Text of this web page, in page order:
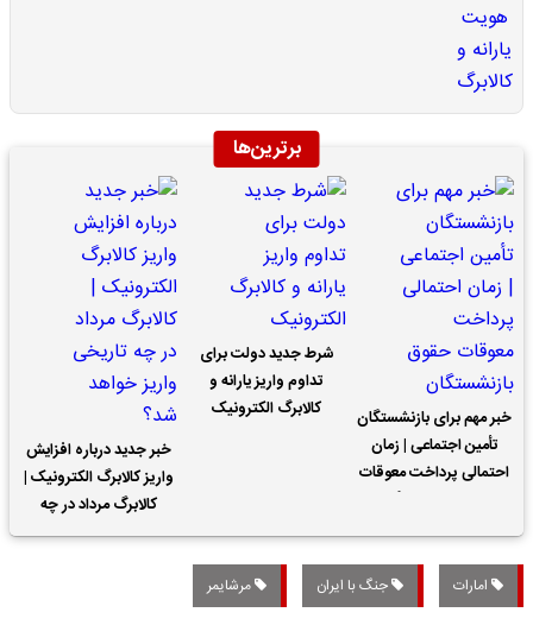
برترین‌ها
خبر مهم برای بازنشستگان
تأمین اجتماعی | زمان
احتمالی پرداخت معوقات
شرط جدید دولت برای
تداوم واریز یارانه و
کالابرگ الکترونیک
خبر جدید درباره افزایش
واریز کالابرگ الکترونیک |
کالابرگ مرداد در چه
تاریخی واریز خواهد شد؟
امارات جنگ با ایران مرشایمر